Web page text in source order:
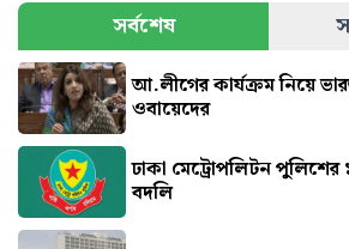
সর্বশেষ
আ.লীগের কার্যক্রম নিয়ে
ওবায়েদের
ঢাকা মেট্রোপলিটন পুলিশের
বদলি